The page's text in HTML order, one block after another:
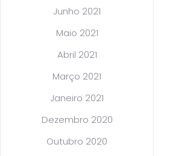
Junho 2021
Maio 2021
Abril 2021
Março 2021
Janeiro 2021
Dezembro 2020
Outubro 2020